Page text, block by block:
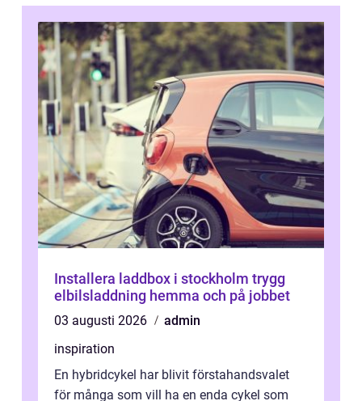
Installera laddbox i stockholm trygg
elbilsladdning hemma och på jobbet
03 augusti 2026
admin
inspiration
En hybridcykel har blivit förstahandsvalet
för många som vill ha en enda cykel som